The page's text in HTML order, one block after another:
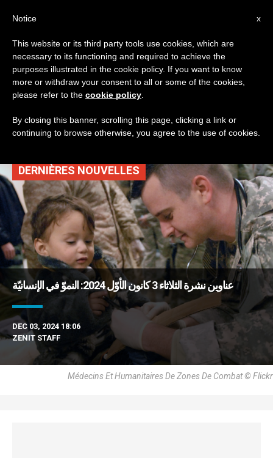
TAG
Posts Tagged
‘شماسية’
DERNIÈRES NOUVELLES
عناوين نشرة الثلاثاء 3 كانون الأوّل 2024: النموّ في الإنسانيّة
DEC 03, 2024 18:06
ZENIT STAFF
Médecins Et Humanitaires De Zones De Combat © Flickr
x
Notice
This website or its third party tools use cookies, which are
necessary to its functioning and required to achieve the
purposes illustrated in the cookie policy. If you want to know
more or withdraw your consent to all or some of the cookies,
please refer to the cookie policy
By closing this banner, scrolling this page, clicking a link or
continuing to browse otherwise, you agree to the use of cookies.